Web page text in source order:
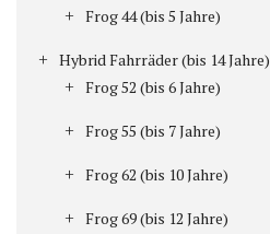
Frog 44 (bis 5 Jahre)
Hybrid Fahrräder (bis 14 Jahre)
Frog 52 (bis 6 Jahre)
Frog 55 (bis 7 Jahre)
Frog 62 (bis 10 Jahre)
Frog 69 (bis 12 Jahre)